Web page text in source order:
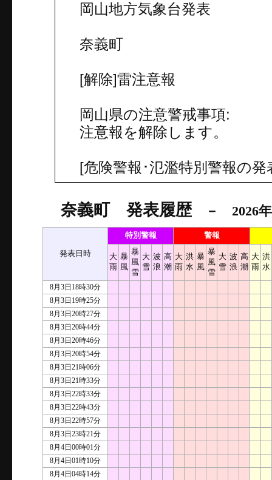
岡山地方気象台発表
奈義町
[解除]雷注意報
岡山県の注意警戒事項:
注意報を解除します。
[危険警報･氾濫特別警報の
奈義町 発表履歴－ 2026年8
発表日時
特別警報 警報
大
雨
暴
風
暴
風
雪
大
雪
波
浪
高
潮
大
雨
洪
水
暴
風
暴
風
雪
大
雪
波
浪
高
潮
大
雨
洪
水
8月3日18時30分
8月3日19時25分
8月3日20時27分
8月3日20時44分
8月3日20時46分
8月3日20時54分
8月3日21時06分
8月3日21時33分
8月3日22時33分
8月3日22時43分
8月3日22時57分
8月3日23時21分
8月4日00時01分
8月4日01時10分
8月4日04時14分